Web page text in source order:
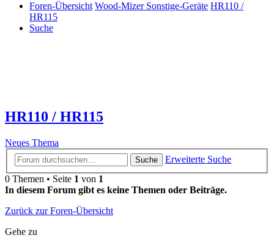
Foren-Übersicht Wood-Mizer Sonstige-Geräte HR110 /
HR115
Suche
HR110 / HR115
Neues Thema
Suche
Erweiterte Suche
0 Themen • Seite 1 von 1
In diesem Forum gibt es keine Themen oder Beiträge.
Zurück zur Foren-Übersicht
Gehe zu